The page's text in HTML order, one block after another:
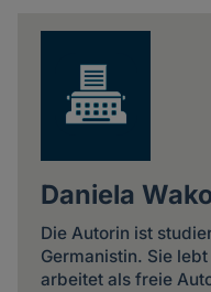
Daniela
Die Autorin ist
Germanistin. Sie
arbeitet als freie